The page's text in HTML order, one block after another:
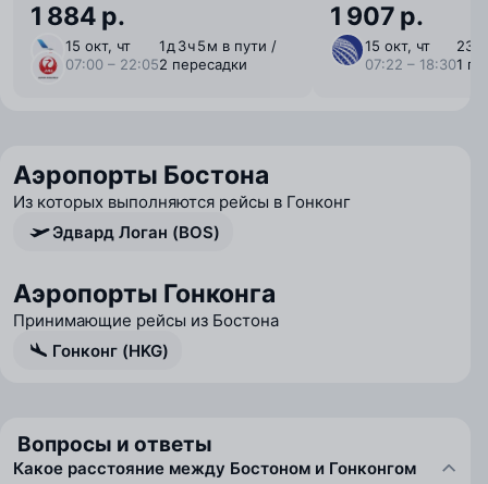
1 884 р.
15 окт, чт
07:00 – 22:05
1 ⁠д 3 ⁠ч 5 ⁠м в пути /
2 пересадки
1 907 р.
15 окт, чт
07:22 – 18:30
23
1
Аэропорты Бостона
Из которых выполняются рейсы в Гонконг
Эдвард Логан (BOS)
Аэропорты Гонконга
Принимающие рейсы из Бостона
Гонконг (HKG)
Вопросы и ответы
Какое расстояние между Бостоном и Гонконгом